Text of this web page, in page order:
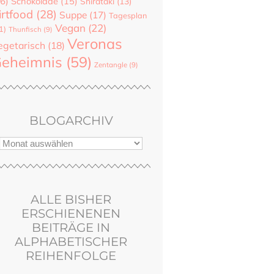
(28) Suppe (17) Tagesplan
Thunfisch (9) Vegan (22)
(18) Veronas
(59) Zentangle (9)
BLOGARCHIV
ALLE BISHER
ERSCHIENENEN
BEITRÄGE IN
ALPHABETISCHER
REIHENFOLGE